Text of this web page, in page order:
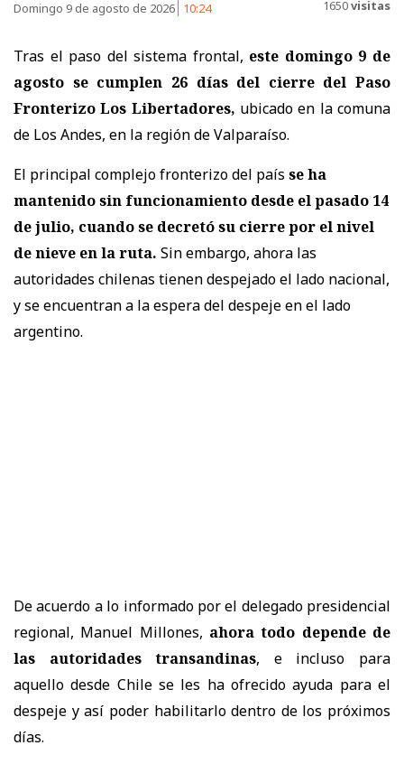
Domingo 9 de agosto de 2026 10:24 1650visitas
Tras el paso del sistema frontal, este domingo 9 de
agosto se cumplen 26 días del cierre del Paso
Fronterizo Los Libertadores, ubicado en la comuna
de Los Andes, en la región de Valparaíso.
El principal complejo fronterizo del país se ha
mantenido sin funcionamiento desde el pasado 14
de julio, cuando se decretó su cierre por el nivel
de nieve en la ruta. Sin embargo, ahora las
autoridades chilenas tienen despejado el lado nacional,
y se encuentran a la espera del despeje en el lado
argentino.
De acuerdo a lo informado por el delegado presidencial
regional, Manuel Millones, ahora todo depende de
las autoridades transandinas, e incluso para
aquello desde Chile se les ha ofrecido ayuda para el
despeje y así poder habilitarlo dentro de los próximos
días.